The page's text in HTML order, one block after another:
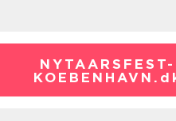
NYTAARSFEST-
KOEBENHAVN.